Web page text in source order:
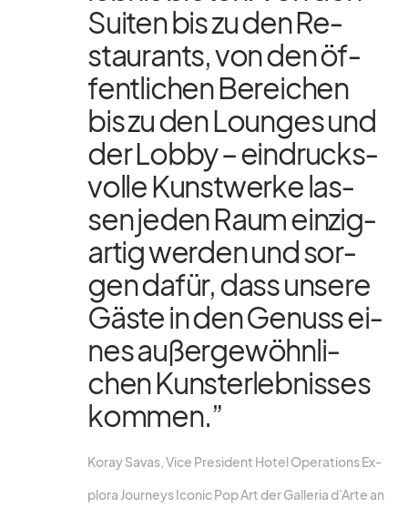
Sui­ten bis zu den Re­
stau­rants, von den öf­
fent­li­chen Be­rei­chen
bis zu den Loun­ges und
der Lobby – ein­drucks­
volle Kunst­werke las­
sen je­den Raum ein­zig­
ar­tig wer­den und sor­
gen da­für, dass un­sere
Gäste in den Ge­nuss ei­
nes au­ßer­ge­wöhn­li­
chen Kunst­er­leb­nis­ses
kom­men.”
Ko­ray Sa­vas, Vice Pre­si­dent Ho­tel Ope­ra­ti­ons Ex­
plora Jour­neys Ico­nic Pop Art der Gal­le­ria d’Arte an